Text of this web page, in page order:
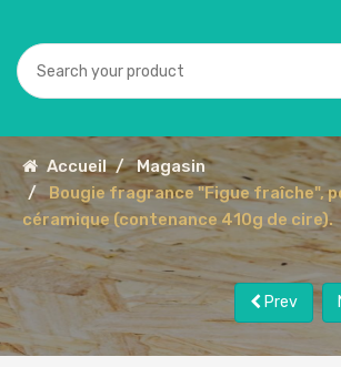
Accueil
Magasin
Bougie fragrance "Figue fraîche",
céramique (contenance 410g de cire).
Prev